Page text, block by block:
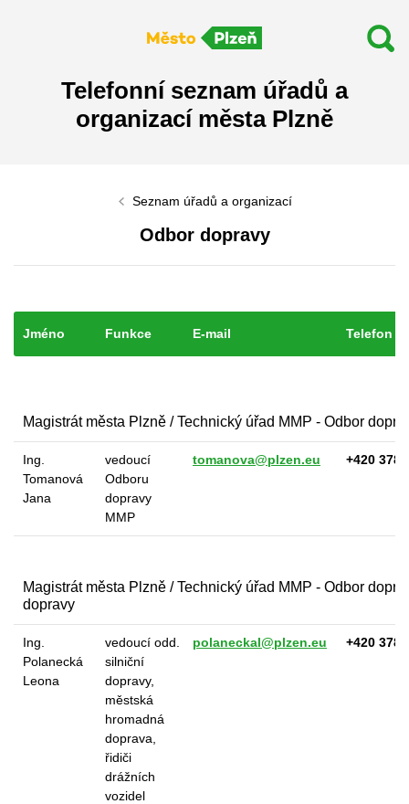
Telefonní seznam úřadů a
organizací města Plzně
Seznam úřadů a organizací
Odbor dopravy
Jméno Funkce E-mail Telefon
Magistrát města Plzně / Technický úřad MMP - Odbor
Ing.
Tomanová
Jana
vedoucí
Odboru
dopravy
MMP
tomanova@plzen.eu +420 378
Magistrát města Plzně / Technický úřad MMP - Odbor
dopravy
Ing.
Polanecká
Leona
vedoucí odd.
silniční
dopravy,
městská
hromadná
doprava,
řidiči
drážních
vozidel
polaneckal@plzen.eu +420 378